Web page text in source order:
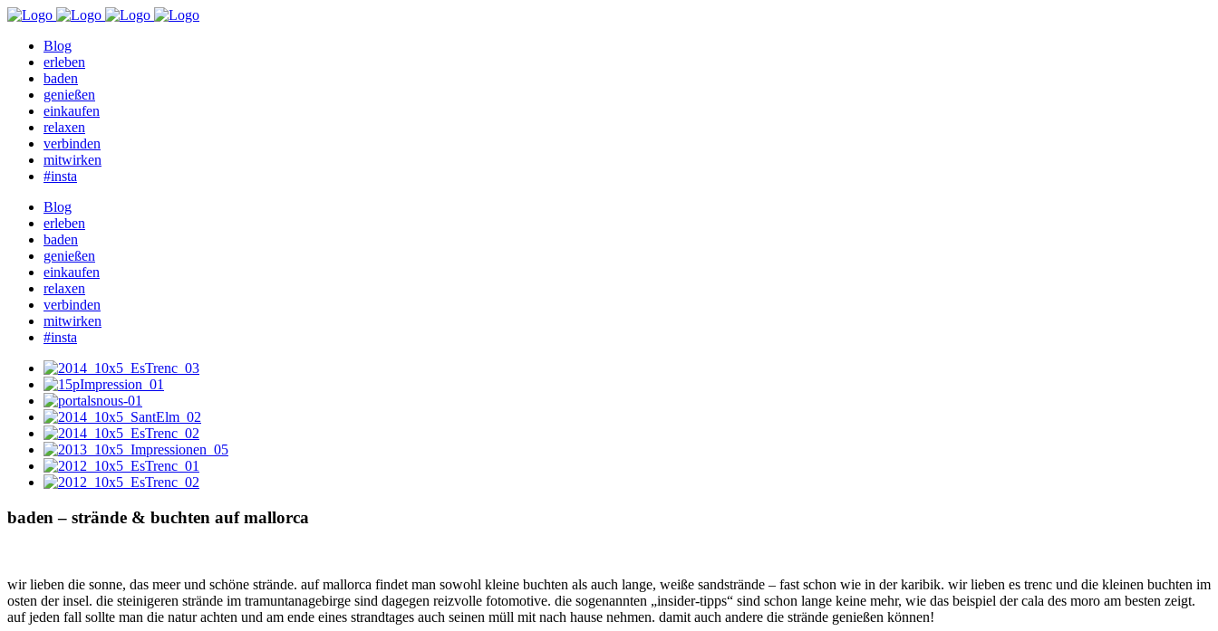
Blog
erleben
baden
genießen
einkaufen
relaxen
verbinden
mitwirken
#insta
Blog
erleben
baden
genießen
einkaufen
relaxen
verbinden
mitwirken
#insta
baden – strände & buchten auf mallorca
wir lieben die sonne, das meer und schöne strände. auf mallorca findet man sowohl kleine buchten als auch lange, weiße sandstrände – fast schon wie in der karibik. wir lieben es trenc und die kleinen buchten im
osten der insel. die steinigeren strände im tramuntanagebirge sind dagegen reizvolle fotomotive. die sogenannten „insider-tipps“ sind schon lange keine mehr, wie das beispiel der cala des moro am besten zeigt.
auf jeden fall sollte man die natur achten und am ende eines strandtages auch seinen müll mit nach hause nehmen. damit auch andere die strände genießen können!